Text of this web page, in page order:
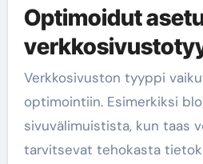
Optimoidut
Verkkosivuston tyyppi
optimointiin. Esimerkiksi
sivuvälimuistista, kun taas
tarvitsevat tehokasta